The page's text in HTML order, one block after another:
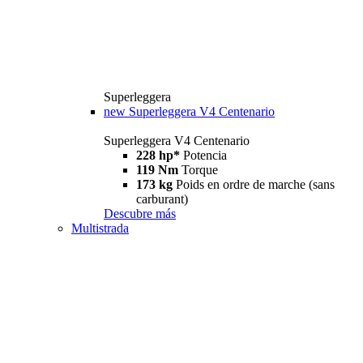
Superleggera
new Superleggera V4 Centenario
Superleggera V4 Centenario
228 hp* Potencia
119 Nm Torque
173 kg Poids en ordre de marche (sans
carburant)
Descubre más
Multistrada